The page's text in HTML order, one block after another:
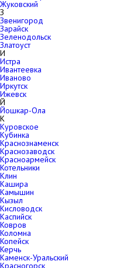
Жуковский
З
Звенигород
Зарайск
Зеленодольск
Златоуст
И
Истра
Ивантеевка
Иваново
Иркутск
Ижевск
Й
Йошкар-Ола
К
Куровское
Кубинка
Краснознаменск
Краснозаводск
Красноармейск
Котельники
Клин
Кашира
Камышин
Кызыл
Кисловодск
Каспийск
Ковров
Коломна
Копейск
Керчь
Каменск-Уральский
Красногорск